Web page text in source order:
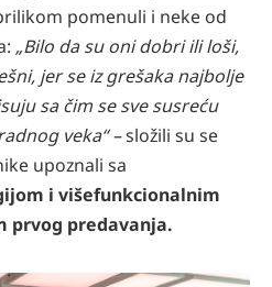
pomenuli i neke od
„Bilo da su oni dobri ili loši,
jer se iz grešaka najbolje
sa čim se sve susreću
veka“ –složili su se
upoznali sa
i višefunkcionalnim
prvog predavanja.